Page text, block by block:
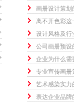
画册设计策划
离不开色彩这
设计风格及行
公司画册预设
企业为什么需
专业宣传画册
艺术感染实力
表达企业品牌